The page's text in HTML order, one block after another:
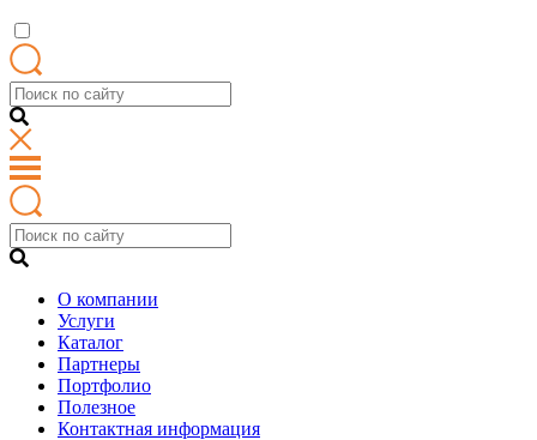
О компании
Услуги
Каталог
Партнеры
Портфолио
Полезное
Контактная информация